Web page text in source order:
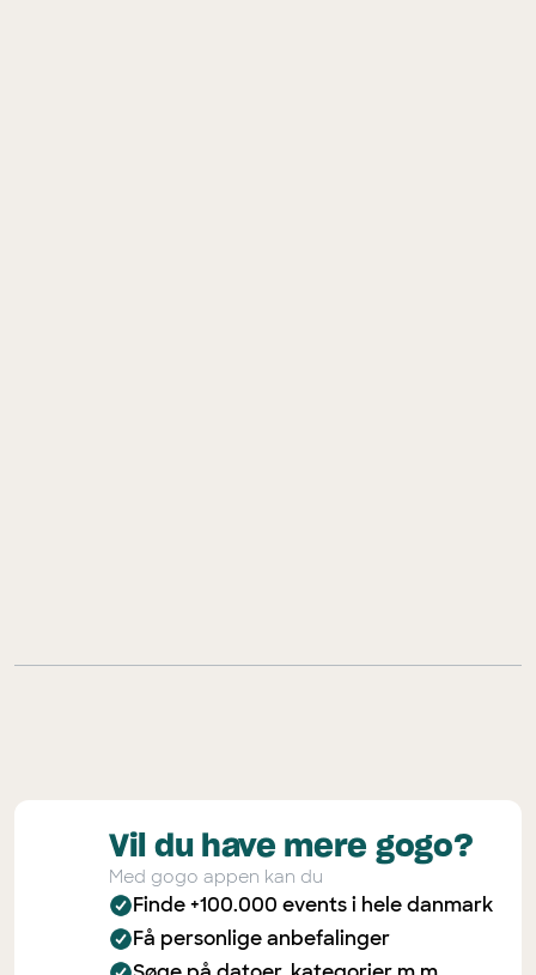
Vil du have mere gogo?
Med gogo appen kan du
Finde +100.000 events i hele danmark
Få personlige anbefalinger